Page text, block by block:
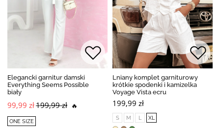
Elegancki garnitur damski
Everything Seems Possible
biały
99,99 zł199,99 zł 🔥
ONE SIZE
Lniany komplet garniturowy
krótkie spodenki i kamizelka
Voyage Vista ecru
199,99 zł
S M L XL